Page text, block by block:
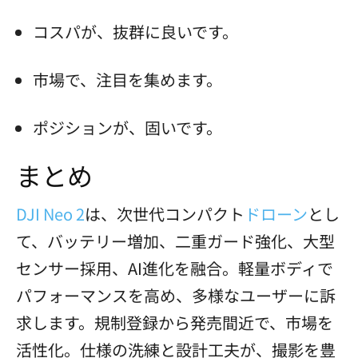
コスパが、抜群に良いです。
市場で、注目を集めます。
ポジションが、固いです。
まとめ
DJI Neo 2は、次世代コンパクト ドローンとし
て、バッテリー増加、二重ガード強化、大型
センサー採用、AI進化を融合。軽量ボディで
パフォーマンスを高め、多様なユーザーに訴
求します。規制登録から発売間近で、市場を
活性化。仕様の洗練と設計工夫が、撮影を豊